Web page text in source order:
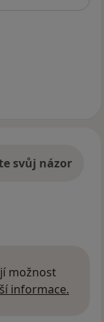
svůj názor
možnost
informace.